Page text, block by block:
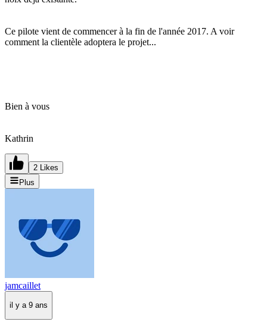
Ce pilote vient de commencer à la fin de l'année 2017. A voir
comment la clientèle adoptera le projet...
Bien à vous
Kathrin
2 Likes
Plus
jamcaillet
il y a 9 ans